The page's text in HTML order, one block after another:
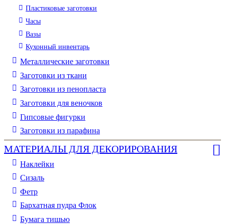
Пластиковые заготовки
Часы
Вазы
Кухонный инвентарь
Металлические заготовки
Заготовки из ткани
Заготовки из пенопласта
Заготовки для веночков
Гипсовые фигурки
Заготовки из парафина
МАТЕРИАЛЫ ДЛЯ ДЕКОРИРОВАНИЯ
Наклейки
Сизаль
Фетр
Бархатная пудра Флок
Бумага тишью